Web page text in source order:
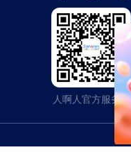
人啊人官方服务号